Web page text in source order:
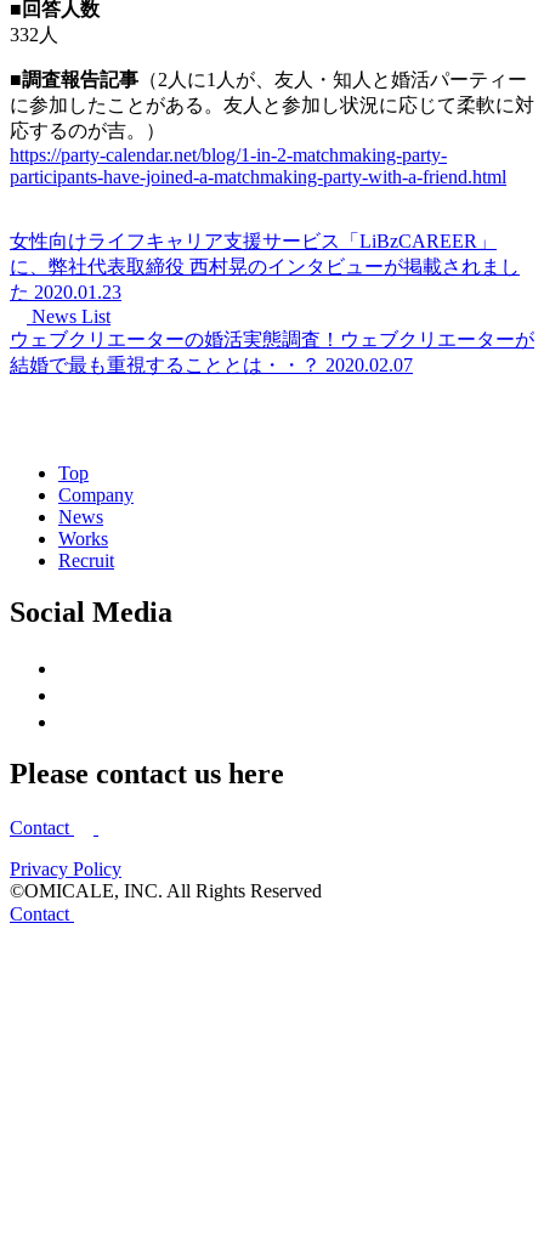
■回答人数
332人
■調査報告記事 （2人に1人が、友人・知人と婚活パーティー
に参加したことがある。友人と参加し状況に応じて柔軟に対
応するのが吉。）
https://party-calendar.net/blog/1-in-2-matchmaking-party-
participants-have-joined-a-matchmaking-party-with-a-friend.html
女性向けライフキャリア支援サービス「LiBzCAREER」
に、弊社代表取締役 西村晃のインタビューが掲載されまし
た 2020.01.23
News List
ウェブクリエーターの婚活実態調査！ウェブクリエーターが
結婚で最も重視することとは・・？ 2020.02.07
Top
Company
News
Works
Recruit
Social Media
Please contact us here
Contact
Privacy Policy
©OMICALE, INC. All Rights Reserved
Contact